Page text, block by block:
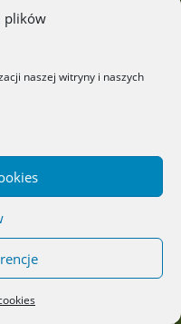
plików
naszej witryny i naszych